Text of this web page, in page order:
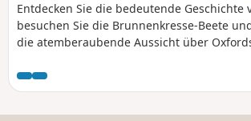
Entdecken Sie die bedeutende Geschichte
besuchen Sie die Brunnenkresse-Beete
die atemberaubende Aussicht über
richtigen Jahreszeit können Sie in der St.
in Swyncombe eine wunderschöne